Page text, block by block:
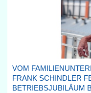
VOM
FRANK SCHINDLER
BETRIEBSJUBILÄUM